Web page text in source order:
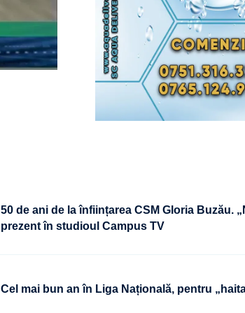
50 de ani de la înființarea CSM Gloria Buzău.
prezent în studioul Campus TV
Cel mai bun an în Liga Națională, pentru